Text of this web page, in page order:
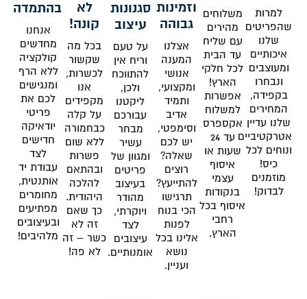
למרות
שהפריטים
שלנו
איכותיים
ומעוצבים
ונבחרו
בקפידה,
המחירים
שלנו עדיין
אטרקטיביים
ונוחים לכל
כיס!
מוזמנים
לבדוק!
משלוחים
מהירים
עם שליח
עד הבית
לכל חלקי
הארץ!
אפשרות
למשלוח
אקספרס
עד 24
שעות או
איסוף
עצמי
בנקודות
איסוף בכל
רחבי
הארץ.
וזמינות
גבוהה
אצלנו
המענה
אנושי
ומקצועי,
ותמיד
אדיב
וסימפטי,
יש לכם
שאלה?
רוצים
להתייעץ?
תרגישו
הכי בנוח
לפנות
אלינו בכל
נושא
ועניין.
סגנונות
עיצוב
על טעם
וריח אין
להתווכח
ולכן,
ליקטנו
עבורכם
מבחר
עשיר
ומגוון של
פריטים
בעיצוב
מהודר
ויוקרתי,
לצד
עיצובים
אומנותיים.
לא
קונה!
בכל מה
שקשור
לכשרות,
אנו
מקפידים
על קלה
כבחמורה
ללא שום
פשרות
ובהתאם
להלכה
היהודית.
כך שאם
זה לא
כשר – זה
לא פה!
בהתמדה
אנחנו
מחדשים
קולקציה
ללא הרף
ומנגישים
לכם את
פריטי
יודאיקה
חדישים
לצד
עבודת יד
אותנטית,
מחומרים
מפתיעים
ובעיצובים
מלהיבים!